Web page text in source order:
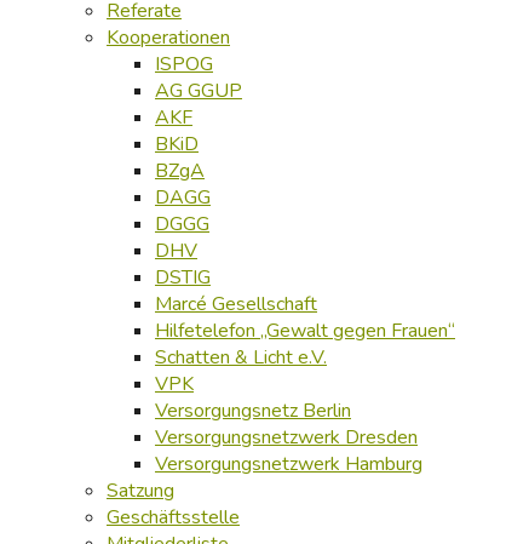
Referate
Kooperationen
ISPOG
AG GGUP
AKF
BKiD
BZgA
DAGG
DGGG
DHV
DSTIG
Marcé Gesellschaft
Hilfetelefon „Gewalt gegen Frauen“
Schatten & Licht e.V.
VPK
Versorgungsnetz Berlin
Versorgungsnetzwerk Dresden
Versorgungsnetzwerk Hamburg
Satzung
Geschäftsstelle